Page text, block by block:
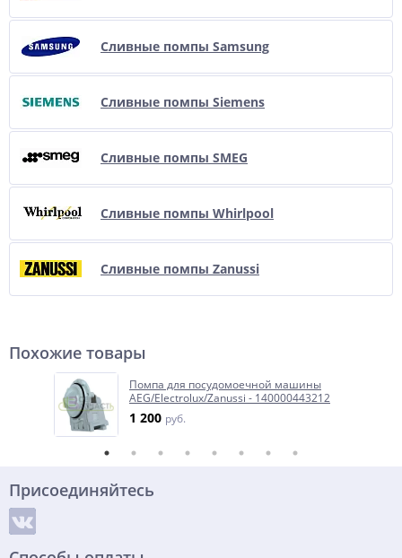
Сливные помпы Samsung
Сливные помпы Siemens
Сливные помпы SMEG
Сливные помпы Whirlpool
Сливные помпы Zanussi
Похожие товары
Помпа для посудомоечной машины
AEG/Electrolux/Zanussi - 140000443212
1 200 руб.
Присоединяйтесь